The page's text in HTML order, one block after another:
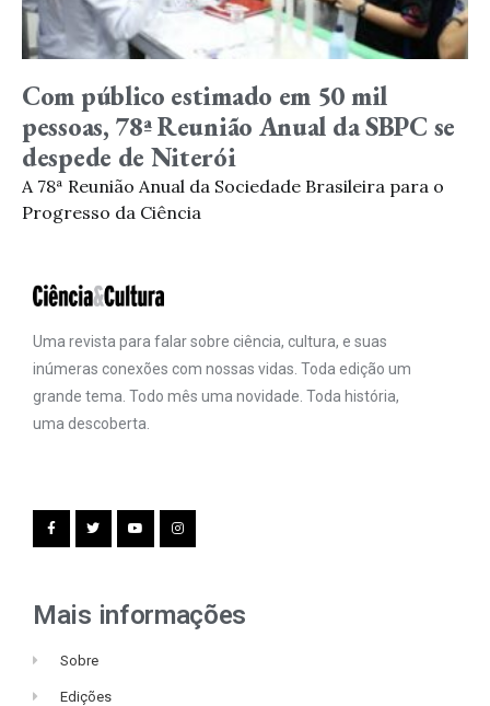
Com público estimado em 50 mil
pessoas, 78ª Reunião Anual da SBPC se
despede de Niterói
A 78ª Reunião Anual da Sociedade Brasileira para o
Progresso da Ciência
Uma revista para falar sobre ciência, cultura, e suas
inúmeras conexões com nossas vidas. Toda edição um
grande tema. Todo mês uma novidade. Toda história,
uma descoberta.
Mais informações
Sobre
Edições